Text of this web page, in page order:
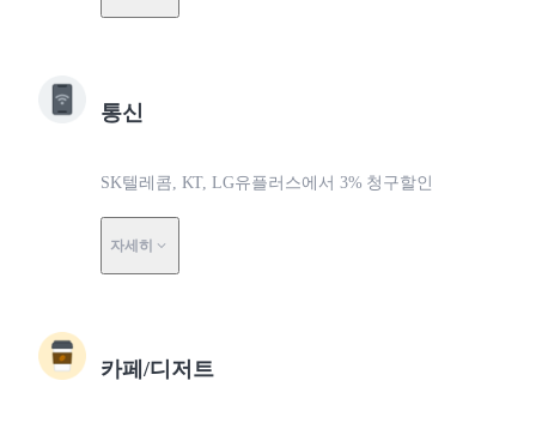
통신
SK텔레콤, KT, LG유플러스에서 3% 청구할인
자세히
카페/디저트